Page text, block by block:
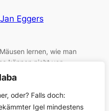
oder? Falls doch:
Igel mindestens
Jan Eggers
lernen, wie man
können nicht von
wie man beweglich
Dem öffentlich-
diese
– und so etwas zu